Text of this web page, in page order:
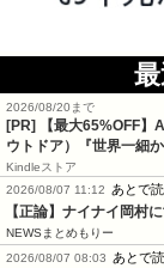
2026/08/20まで
[PR]
【最大65%OFF
ウトドア）『世界一細
Kindleストア
2026/08/07 11:12
あとで
【正論】ナイナイ岡村
NEWSまとめもりー
2026/08/07 08:03
あとで